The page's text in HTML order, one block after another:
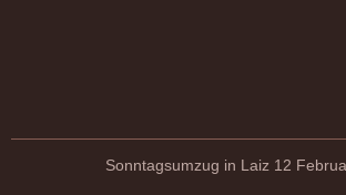
Sonntagsumzug in Laiz 12